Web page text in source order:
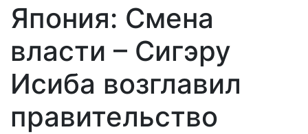
Япония: Смена
власти – Сигэру
Исиба возглавил
правительство